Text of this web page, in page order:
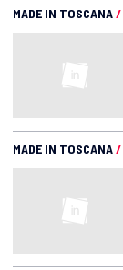
MADE IN TOSCANA/
MADE IN TOSCANA/